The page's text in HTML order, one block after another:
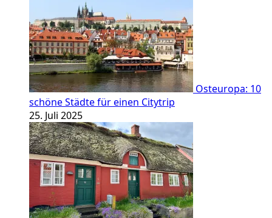
Osteuropa: 10
schöne Städte für einen Citytrip
25. Juli 2025